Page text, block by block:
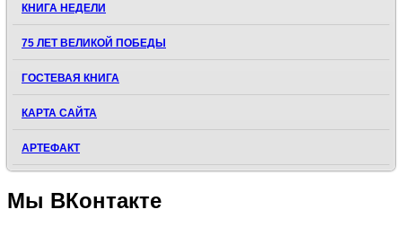
КНИГА НЕДЕЛИ
75 ЛЕТ ВЕЛИКОЙ ПОБЕДЫ
ГОСТЕВАЯ КНИГА
КАРТА САЙТА
АРТЕФАКТ
Мы ВКонтакте